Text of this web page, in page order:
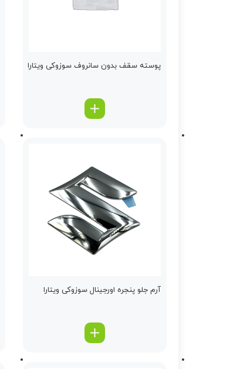
پوسته سقف بدون سانروف سوزوکی ویتارا
آرم جلو پنجره اورجینال سوزوکی ویتارا